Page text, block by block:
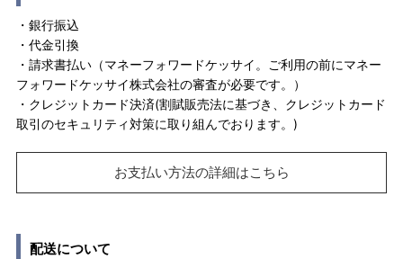
・銀行振込
・代金引換
・請求書払い（マネーフォワードケッサイ。ご利用の前にマネー
フォワードケッサイ株式会社の審査が必要です。）
・クレジットカード決済(割賦販売法に基づき、クレジットカード
取引のセキュリティ対策に取り組んでおります。)
お支払い方法の詳細はこちら
配送について